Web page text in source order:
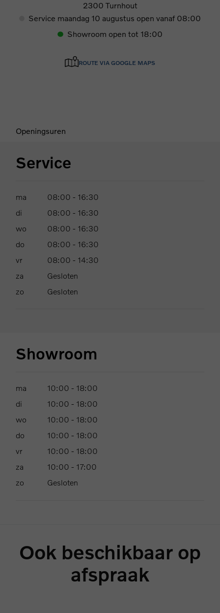
2300 Turnhout
Service maandag 10 augustus open vanaf 08:00
Showroom open tot 18:00
ROUTE VIA GOOGLE MAPS
Openingsuren
Service
ma 08:00 - 16:30
di
08:00 - 16:30
wo
08:00 - 16:30
do
08:00 - 16:30
vr
08:00 - 14:30
za
Gesloten
zo
Gesloten
Showroom
ma 10:00 - 18:00
di
10:00 - 18:00
wo
10:00 - 18:00
do
10:00 - 18:00
vr
10:00 - 18:00
za
10:00 - 17:00
zo
Gesloten
Ook beschikbaar op
afspraak